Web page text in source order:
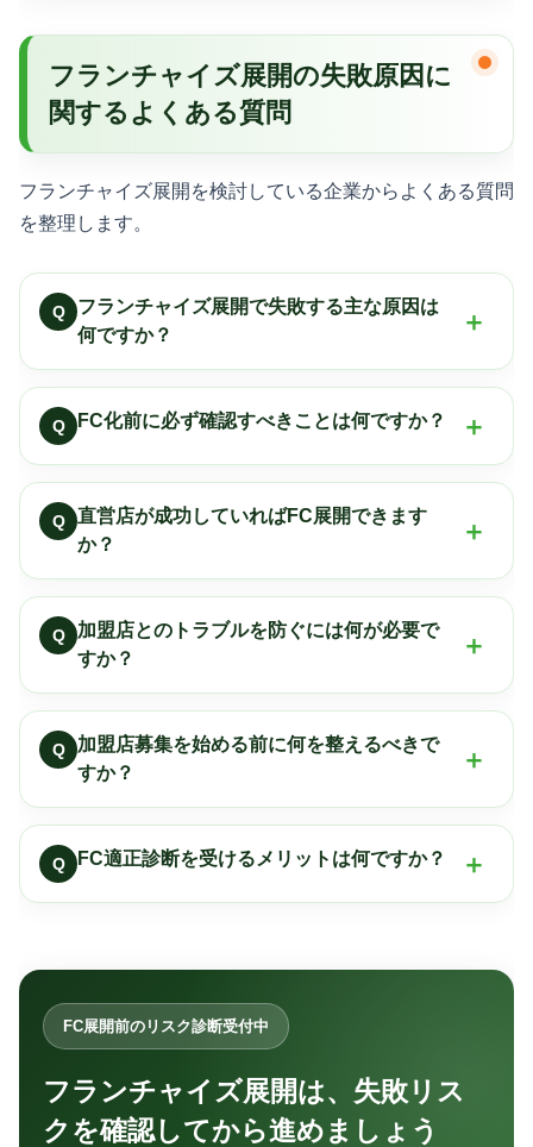
フランチャイズ展開の失敗原因に
関するよくある質問
フランチャイズ展開を検討している企業からよくある質問
を整理します。
Q
フランチャイズ展開で失敗する主な原因は
何ですか？
Q FC化前に必ず確認すべきことは何ですか？
Q
直営店が成功していればFC展開できます
か？
Q
加盟店とのトラブルを防ぐには何が必要で
すか？
Q
加盟店募集を始める前に何を整えるべきで
すか？
Q FC適正診断を受けるメリットは何ですか？
FC展開前のリスク診断受付中
フランチャイズ展開は、失敗リス
クを確認してから進めましょう